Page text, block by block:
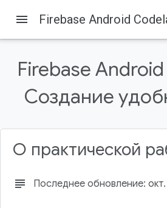
Firebase Firebase Codelabs
1. Обзор
Клонируйте репозиторий
Проверьте зависимости
menu
Firebase
Создание
О практической
subject Последнее обновление: